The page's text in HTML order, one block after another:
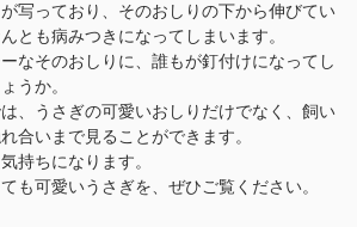
写っており、そのおしりの下から伸びてい
とも病みつきになってしまいます。
なそのおしりに、誰もが釘付けになってし
うか。
、うさぎの可愛いおしりだけでなく、飼い
合いまで見ることができます。
持ちになります。
も可愛いうさぎを、ぜひご覧ください。